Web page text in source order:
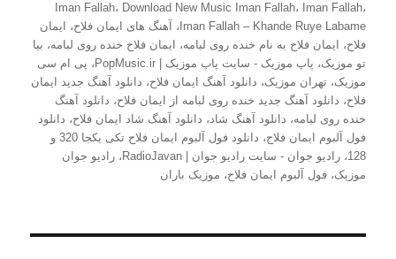
در
Iman Fallah، Download New Music Iman Fallah، Iman Fallah،
Iman Fallah – Khande Ruye Labame ، آهنگ های ایمان فلاح،
ایمان
فلاح، ایمان فلاح به نام خنده روی لبامه، ایمان فلاح خنده روی لبامه، بیا
تو موزیک، پاپ موزیک - سایت پاپ موزیک | PopMusic.ir ، پی ام سی
موزیک،تهران موزیک، دانلود آهنگ ایمان فلاح، دانلود آهنگ جدید ایمان
فلاح، دانلود آهنگ جدید خنده روی لبامه از ایمان فلاح، دانلود آهنگ
خنده روی لبامه، دانلود آهنگ شاد، دانلود آهنگ شاد ایمان فلاح، دانلود
فول آلبوم ایمان فلاح،
دانلود فول آلبوم ایمان فلاح تکی یکجا 320 و
128،رادیو جوان - سایت رادیو جوان | RadioJavan ،رادیو جوان
موزیک،فول آلبوم ایمان فلاح، موزیک باران